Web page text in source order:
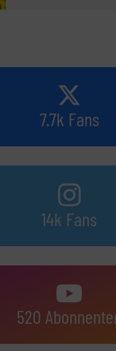
7.7k Fans
14k Fans
520